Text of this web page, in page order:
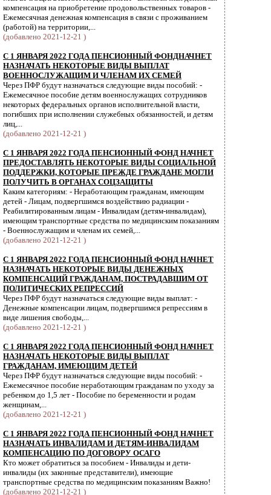
компенсация на приобретение продовольственных товаров -
Ежемесячная денежная компенсация в связи с проживанием
(работой) на территории,...
(добавлено 2021-12-21 )
С 1 ЯНВАРЯ 2022 ГОДА ПЕНСИОННЫЙ ФОНДНАЧНЕТ
НАЗНАЧАТЬ НЕКОТОРЫЕ ВИДЫ ВЫПЛАТ
ВОЕННОСЛУЖАЩИМ И ЧЛЕНАМ ИХ СЕМЕЙ
Через ПФР будут назначаться следующие виды пособий: -
Ежемесячное пособие детям военнослужащих сотрудников
некоторых федеральных органов исполнительной власти,
погибших при исполнении служебных обязанностей, и детям
лиц,...
(добавлено 2021-12-21 )
С 1 ЯНВАРЯ 2022 ГОДА ПЕНСИОННЫЙ ФОНД НАЧНЕТ
ПРЕДОСТАВЛЯТЬ НЕКОТОРЫЕ ВИДЫ СОЦИАЛЬНОЙ
ПОДДЕРЖКИ, КОТОРЫЕ ПРЕЖДЕ ГРАЖДАНЕ МОГЛИ
ПОЛУЧИТЬ В ОРГАНАХ СОЦЗАЩИТЫ
Каким категориям: - Неработающим гражданам, имеющим
детей - Лицам, подвергшимся воздействию радиации -
Реабилитированным лицам - Инвалидам (детям-инвалидам),
имеющим транспортные средства по медицинским показаниям
- Военнослужащим и членам их семей,...
(добавлено 2021-12-21 )
С 1 ЯНВАРЯ 2022 ГОДА ПЕНСИОННЫЙ ФОНД НАЧНЕТ
НАЗНАЧАТЬ НЕКОТОРЫЕ ВИДЫ ДЕНЕЖНЫХ
КОМПЕНСАЦИЙ ГРАЖДАНАМ, ПОСТРАДАВШИМ ОТ
ПОЛИТИЧЕСКИХ РЕПРЕССИЙ
Через ПФР будут назначаться следующие виды выплат: -
Денежные компенсации лицам, подвергшимся репрессиям в
виде лишения свободы,...
(добавлено 2021-12-21 )
С 1 ЯНВАРЯ 2022 ГОДА ПЕНСИОННЫЙ ФОНД НАЧНЕТ
НАЗНАЧАТЬ НЕКОТОРЫЕ ВИДЫ ВЫПЛАТ
ГРАЖДАНАМ, ИМЕЮЩИМ ДЕТЕЙ
Через ПФР будут назначаться следующие виды пособий: -
Ежемесячное пособие неработающим гражданам по уходу за
ребенком до 1,5 лет - Пособие по беременности и родам
женщинам,...
(добавлено 2021-12-21 )
С 1 ЯНВАРЯ 2022 ГОДА ПЕНСИОННЫЙ ФОНД НАЧНЕТ
НАЗНАЧАТЬ ИНВАЛИДАМ И ДЕТЯМ-ИНВАЛИДАМ
КОМПЕНСАЦИЮ ПО ДОГОВОРУ ОСАГО
Кто может обратиться за пособием - Инвалиды и дети-
инвалиды (их законные представители), имеющие
транспортные средства по медицинским показаниям Важно!
(добавлено 2021-12-21 )